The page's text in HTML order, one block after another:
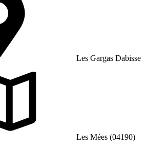
Les Gargas Dabisse
Les Mées (04190)